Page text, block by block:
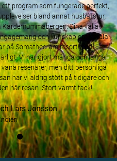
program som fungerade perfekt,
bland annat husbåtstur,
Dina val av
och kunskap om Kerala.
på Somatheeram resort med
Vi har gjort många och långa
resenärer, men ditt personliga
har vi aldrig stött på tidigare och
här resan. Stort varmt tack!
Lars Jonsson
Indien